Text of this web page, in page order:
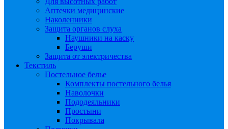
Аптечки медицинские
Наколенники
Защита органов слуха
Наушники на каску
Беруши
Защита от электричества
Текстиль
Постельное белье
Комплекты постельного белья
Наволочки
Пододеяльники
Простыни
Покрывала